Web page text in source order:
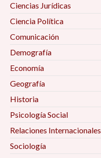
Ciencias Jurídicas
Ciencia Política
Comunicación
Demografía
Economía
Geografía
Historia
Psicología Social
Relaciones Internacionales
Sociología